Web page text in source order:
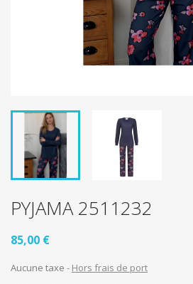
PYJAMA 2511232
85,00 €
Aucune taxe Hors frais de port